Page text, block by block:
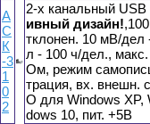
А
С
К
-3
1
0
2
2-х канальный
ивный дизайн!
тклонен. 10 мВ/дел
л - 100 ч/дел.,
Ом, режим
трация, вх. внешн.
О для Windows XP,
dows 10, пит. +5В